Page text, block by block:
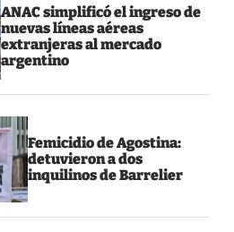
ANAC simplificó el ingreso de
nuevas líneas aéreas
extranjeras al mercado
argentino
Femicidio de Agostina:
detuvieron a dos
inquilinos de Barrelier